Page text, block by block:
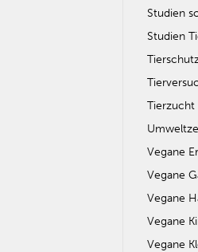
Studien
Studien
Tierzucht
Vegane
Vegane
Vegane
Vegane
Vegane